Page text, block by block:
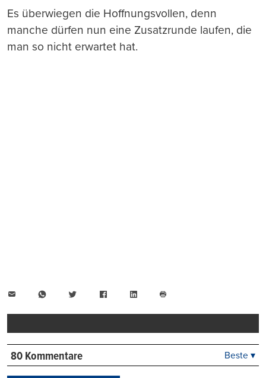
Es überwiegen die Hoffnungsvollen, denn
manche dürfen nun eine Zusatzrunde laufen, die
man so nicht erwartet hat.
WhatsAppTwitter FacebookLinkedIn
drucken
80 Kommentare Beste ▾